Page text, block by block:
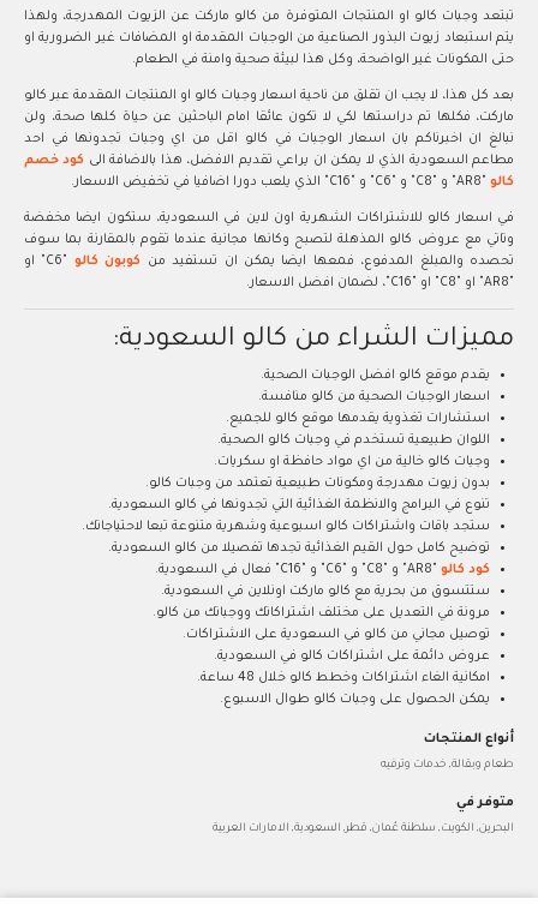
تبتعد وجبات كالو او المنتجات المتوفرة من كالو ماركت عن الزيوت المهدرجة، ولهذا
يتم استبعاد زيوت البذور الصناعية من الوجبات المقدمة او المضافات غير الضرورية او
حتى المكونات غير الواضحة، وكل هذا لبيئة صحية وامنة في الطعام.
بعد كل هذا، لا يجب ان تقلق من ناحية اسعار وجبات كالو او المنتجات المقدمة عبر كالو
ماركت، فكلها تم دراستها لكي لا تكون عائقا امام الباحثين عن حياة كلها صحة، ولن
نبالغ ان اخبرناكم بان اسعار الوجبات في كالو اقل من اي وجبات تجدونها في احد
مطاعم السعودية الذي لا يمكن ان يراعي تقديم الافضل، هذا بالاضافة الى كود خصم
كالو "AR8" و "C8" و "C6" و "C16" الذي يلعب دورا اضافيا في تخفيض الاسعار.
في اسعار كالو للاشتراكات الشهرية اون لاين في السعودية، ستكون ايضا مخفضة
وتاتي مع عروض كالو المذهلة لتصبح وكانها مجانية عندما تقوم بالمقارنة بما سوف
تحصده والمبلغ المدفوع، فمعها ايضا يمكن ان تستفيد من كوبون كالو
"C6" او
"AR8" او "C8" او "C16"، لضمان افضل الاسعار.
مميزات الشراء من كالو السعودية:
يقدم موقع كالو افضل الوجبات الصحية.
اسعار الوجبات الصحية من كالو منافسة.
استشارات تغذوية يقدمها موقع كالو للجميع.
اللوان طبيعية تستخدم في وجبات كالو الصحية.
وجبات كالو خالية من اي مواد حافظة او سكريات.
بدون زيوت مهدرجة ومكونات طبيعية تعتمد من وجبات كالو.
تنوع في البرامج والانظمة الغذائية التي تجدونها في كالو السعودية.
ستجد باقات واشتراكات كالو اسبوعية وشهرية متنوعة تبعا لاحتياجاتك.
توضيح كامل حول القيم الغذائية تجدها تفصيلا من كالو السعودية.
كود كالو "AR8" و "C8" و "C6" و "C16" فعال في السعودية.
ستتسوق من بحرية مع كالو ماركت اونلاين في السعودية.
مرونة في التعديل على مختلف اشتراكاتك ووجباتك من كالو.
توصيل مجاني من كالو في السعودية على الاشتراكات.
عروض دائمة على اشتراكات كالو في السعودية.
امكانية الغاء اشتراكات وخطط كالو خلال 48 ساعة.
يمكن الحصول على وجبات كالو طوال الاسبوع.
أنواع المنتجات
طعام وبقالة, خدمات وترفيه
متوفر في
البحرين, الكويت, سلطنة عُمان, قطر, السعودية, الامارات العربية